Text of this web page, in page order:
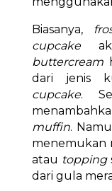
Biasanya,
cupcake
buttercream
dari jenis
cupcake.
muffin.
menemukan
atau topping
dari gula